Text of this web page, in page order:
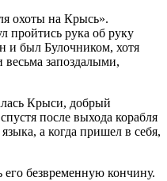
охоты на Крысь».
пройтись рука об руку
и был Булочником, хотя
запоздалыми,
Крыси, добрый
после выхода корабля
а когда пришел в себя,
безвременную кончину.